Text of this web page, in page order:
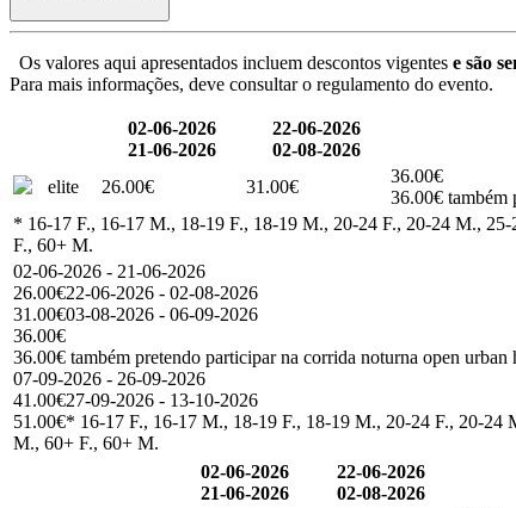
Os valores aqui apresentados incluem descontos vigentes e são
Para mais informações, deve consultar o regulamento do evento.
02-06-2026
21-06-2026
22-06-2026
02-08-2026
elite
26.00€ 31.00€
36.00€
36.00€ também
* 16-17 F., 16-17 M., 18-19 F., 18-19 M., 20-24 F., 20-24 M.,
F., 60+ M.
02-06-2026 - 21-06-2026
26.00€22-06-2026 - 02-08-2026
31.00€03-08-2026 - 06-09-2026
36.00€
36.00€ também pretendo participar na corrida noturna open urban
07-09-2026 - 26-09-2026
41.00€27-09-2026 - 13-10-2026
51.00€* 16-17 F., 16-17 M., 18-19 F., 18-19 M., 20-24 F., 20-
M., 60+ F., 60+ M.
02-06-2026
21-06-2026
22-06-2026
02-08-2026